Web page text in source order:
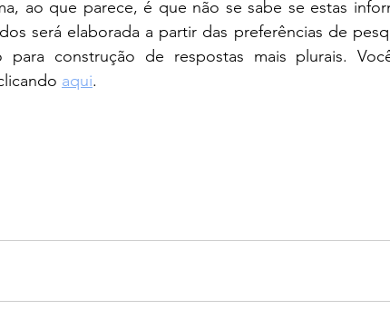
ao que parece, é que não se sabe se estas
será elaborada a partir das preferências de
para construção de respostas mais plurais.
aqui.